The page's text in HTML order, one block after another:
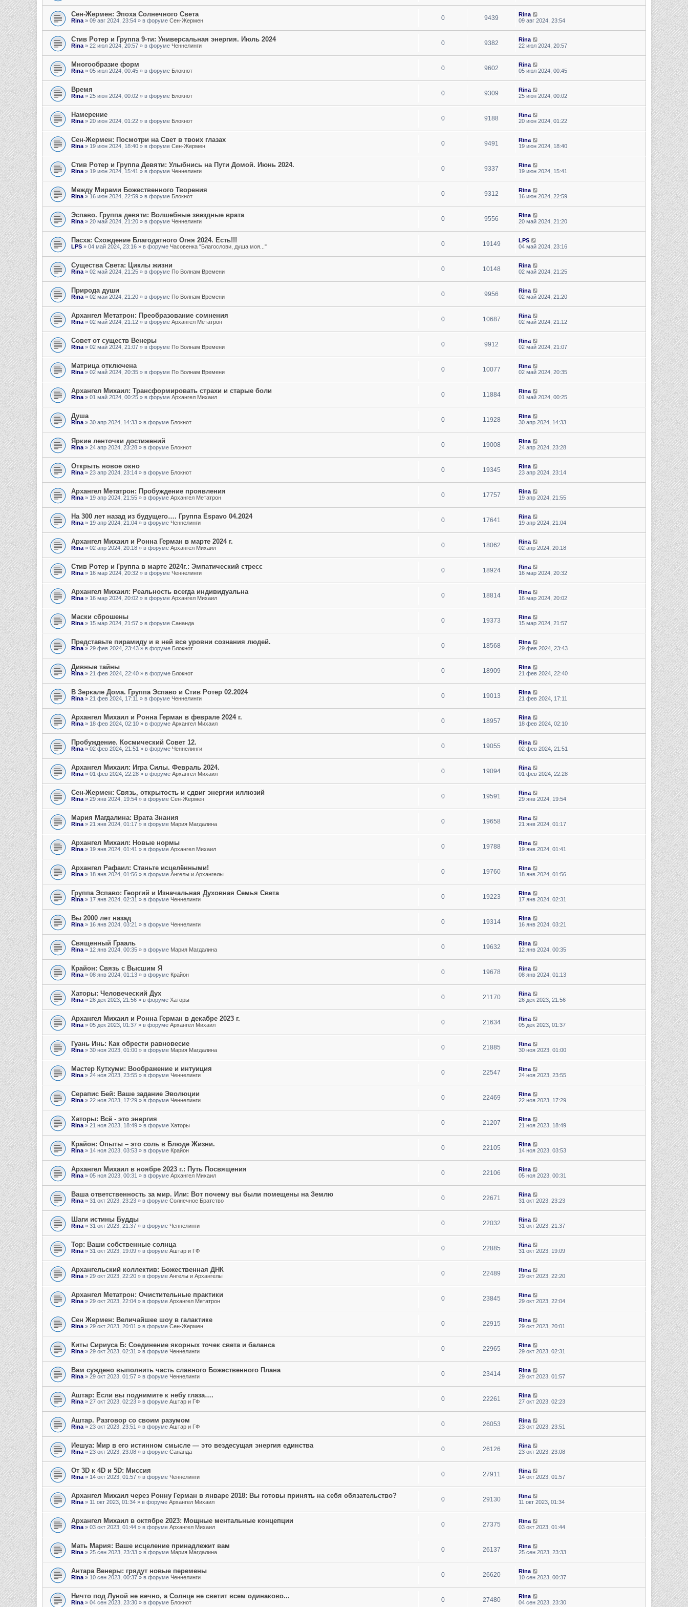
Сен-Жермен: Эпоха Солнечного Света
Rina » 09 авг 2024, 23:54 » в форуме Сен-Жермен 0 9439
Rina
09 авг 2024, 23:54
Стив Ротер и Группа 9-ти: Универсальная энергия. Июль 2024
Rina » 22 июл 2024, 20:57 » в форуме Ченнелинги 0 9382
Rina
22 июл 2024, 20:57
Многообразие форм
Rina » 05 июл 2024, 00:45 » в форуме Блокнот 0 9602
Rina
05 июл 2024, 00:45
Время
Rina » 25 июн 2024, 00:02 » в форуме Блокнот 0 9309
Rina
25 июн 2024, 00:02
Намерение
Rina » 20 июн 2024, 01:22 » в форуме Блокнот 0 9188
Rina
20 июн 2024, 01:22
Сен-Жермен: Посмотри на Свет в твоих глазах
Rina » 19 июн 2024, 18:40 » в форуме Сен-Жермен 0 9491
Rina
19 июн 2024, 18:40
Стив Ротер и Группа Девяти: Улыбнись на Пути Домой. Июнь 2024.
Rina » 19 июн 2024, 15:41 » в форуме Ченнелинги 0 9337
Rina
19 июн 2024, 15:41
Между Мирами Божественного Творения
Rina » 16 июн 2024, 22:59 » в форуме Блокнот 0 9312
Rina
16 июн 2024, 22:59
Эспаво. Группа девяти: Волшебные звездные врата
Rina » 20 май 2024, 21:20 » в форуме Ченнелинги 0 9556
Rina
20 май 2024, 21:20
Пасха: Схождение Благодатного Огня 2024. Есть!!!
LPS » 04 май 2024, 23:16 » в форуме Часовенка "Благослови, душа моя..." 0 19149
LPS
04 май 2024, 23:16
Существа Света: Циклы жизни
Rina » 02 май 2024, 21:25 » в форуме По Волнам Времени 0 10148
Rina
02 май 2024, 21:25
Природа души
Rina » 02 май 2024, 21:20 » в форуме По Волнам Времени 0 9956
Rina
02 май 2024, 21:20
Архангел Метатрон: Преобразование сомнения
Rina » 02 май 2024, 21:12 » в форуме Архангел Метатрон 0 10687
Rina
02 май 2024, 21:12
Совет от существ Венеры
Rina » 02 май 2024, 21:07 » в форуме По Волнам Времени 0 9912
Rina
02 май 2024, 21:07
Матрица отключена
Rina » 02 май 2024, 20:35 » в форуме По Волнам Времени 0 10077
Rina
02 май 2024, 20:35
Архангел Михаил: Трансформировать страхи и старые боли
Rina » 01 май 2024, 00:25 » в форуме Архангел Михаил 0 11884
Rina
01 май 2024, 00:25
Душа
Rina » 30 апр 2024, 14:33 » в форуме Блокнот 0 11928
Rina
30 апр 2024, 14:33
Яркие ленточки достижений
Rina » 24 апр 2024, 23:28 » в форуме Блокнот 0 19008
Rina
24 апр 2024, 23:28
Открыть новое окно
Rina » 23 апр 2024, 23:14 » в форуме Блокнот 0 19345
Rina
23 апр 2024, 23:14
Архангел Метатрон: Пробуждение проявления
Rina » 19 апр 2024, 21:55 » в форуме Архангел Метатрон 0 17757
Rina
19 апр 2024, 21:55
На 300 лет назад из будущего…. Группа Espavo 04.2024
Rina » 19 апр 2024, 21:04 » в форуме Ченнелинги 0 17641
Rina
19 апр 2024, 21:04
Архангел Михаил и Ронна Герман в марте 2024 г.
Rina » 02 апр 2024, 20:18 » в форуме Архангел Михаил 0 18062
Rina
02 апр 2024, 20:18
Стив Ротер и Группа в марте 2024г.: Эмпатический стресс
Rina » 16 мар 2024, 20:32 » в форуме Ченнелинги 0 18924
Rina
16 мар 2024, 20:32
Архангел Михаил: Реальность всегда индивидуальна
Rina » 16 мар 2024, 20:02 » в форуме Архангел Михаил 0 18814
Rina
16 мар 2024, 20:02
Маски сброшены
Rina » 15 мар 2024, 21:57 » в форуме Сананда 0 19373
Rina
15 мар 2024, 21:57
Представьте пирамиду и в ней все уровни сознания людей.
Rina » 29 фев 2024, 23:43 » в форуме Блокнот 0 18568
Rina
29 фев 2024, 23:43
Дивные тайны
Rina » 21 фев 2024, 22:40 » в форуме Блокнот 0 18909
Rina
21 фев 2024, 22:40
В Зеркале Дома. Группа Эспаво и Стив Ротер 02.2024
Rina » 21 фев 2024, 17:11 » в форуме Ченнелинги 0 19013
Rina
21 фев 2024, 17:11
Архангел Михаил и Ронна Герман в феврале 2024 г.
Rina » 18 фев 2024, 02:10 » в форуме Архангел Михаил 0 18957
Rina
18 фев 2024, 02:10
Пробуждение. Космический Совет 12.
Rina » 02 фев 2024, 21:51 » в форуме Ченнелинги 0 19055
Rina
02 фев 2024, 21:51
Архангел Михаил: Игра Силы. Февраль 2024.
Rina » 01 фев 2024, 22:28 » в форуме Архангел Михаил 0 19094
Rina
01 фев 2024, 22:28
Сен-Жермен: Связь, открытость и сдвиг энергии иллюзий
Rina » 29 янв 2024, 19:54 » в форуме Сен-Жермен 0 19591
Rina
29 янв 2024, 19:54
Мария Магдалина: Врата Знания
Rina » 21 янв 2024, 01:17 » в форуме Мария Магдалина 0 19658
Rina
21 янв 2024, 01:17
Архангел Михаил: Новые нормы
Rina » 19 янв 2024, 01:41 » в форуме Архангел Михаил 0 19788
Rina
19 янв 2024, 01:41
Архангел Рафаил: Станьте исцелёнными!
Rina » 18 янв 2024, 01:56 » в форуме Ангелы и Архангелы 0 19760
Rina
18 янв 2024, 01:56
Группа Эспаво: Георгий и Изначальная Духовная Семья Света
Rina » 17 янв 2024, 02:31 » в форуме Ченнелинги 0 19223
Rina
17 янв 2024, 02:31
Вы 2000 лет назад
Rina » 16 янв 2024, 03:21 » в форуме Ченнелинги 0 19314
Rina
16 янв 2024, 03:21
Священный Грааль
Rina » 12 янв 2024, 00:35 » в форуме Мария Магдалина 0 19632
Rina
12 янв 2024, 00:35
Крайон: Связь с Высшим Я
Rina » 08 янв 2024, 01:13 » в форуме Крайон 0 19678
Rina
08 янв 2024, 01:13
Хаторы: Человеческий Дух
Rina » 26 дек 2023, 21:56 » в форуме Хаторы 0 21170
Rina
26 дек 2023, 21:56
Архангел Михаил и Ронна Герман в декабре 2023 г.
Rina » 05 дек 2023, 01:37 » в форуме Архангел Михаил 0 21634
Rina
05 дек 2023, 01:37
Гуань Инь: Как обрести равновесие
Rina » 30 ноя 2023, 01:00 » в форуме Мария Магдалина 0 21885
Rina
30 ноя 2023, 01:00
Мастер Кутхуми: Воображение и интуиция
Rina » 24 ноя 2023, 23:55 » в форуме Ченнелинги 0 22547
Rina
24 ноя 2023, 23:55
Серапис Бей: Ваше задание Эволюции
Rina » 22 ноя 2023, 17:29 » в форуме Ченнелинги 0 22469
Rina
22 ноя 2023, 17:29
Хаторы: Всё - это энергия
Rina » 21 ноя 2023, 18:49 » в форуме Хаторы 0 21207
Rina
21 ноя 2023, 18:49
Крайон: Опыты – это соль в Блюде Жизни.
Rina » 14 ноя 2023, 03:53 » в форуме Крайон 0 22105
Rina
14 ноя 2023, 03:53
Архангел Михаил в ноябре 2023 г.: Путь Посвящения
Rina » 05 ноя 2023, 00:31 » в форуме Архангел Михаил 0 22106
Rina
05 ноя 2023, 00:31
Ваша ответственность за мир. Или: Вот почему вы были помещены на Землю
Rina » 31 окт 2023, 23:23 » в форуме Солнечное Братство 0 22671
Rina
31 окт 2023, 23:23
Шаги истины Будды
Rina » 31 окт 2023, 21:37 » в форуме Ченнелинги 0 22032
Rina
31 окт 2023, 21:37
Тор: Ваши собственные солнца
Rina » 31 окт 2023, 19:09 » в форуме Аштар и ГФ 0 22885
Rina
31 окт 2023, 19:09
Архангельский коллектив: Божественная ДНК
Rina » 29 окт 2023, 22:20 » в форуме Ангелы и Архангелы 0 22489
Rina
29 окт 2023, 22:20
Архангел Метатрон: Очистительные практики
Rina » 29 окт 2023, 22:04 » в форуме Архангел Метатрон 0 23845
Rina
29 окт 2023, 22:04
Сен Жермен: Величайшее шоу в галактике
Rina » 29 окт 2023, 20:01 » в форуме Сен-Жермен 0 22915
Rina
29 окт 2023, 20:01
Киты Сириуса Б: Соединение якорных точек света и баланса
Rina » 29 окт 2023, 02:31 » в форуме Ченнелинги 0 22965
Rina
29 окт 2023, 02:31
Вам суждено выполнить часть славного Божественного Плана
Rina » 29 окт 2023, 01:57 » в форуме Ченнелинги 0 23414
Rina
29 окт 2023, 01:57
Аштар: Если вы поднимите к небу глаза….
Rina » 27 окт 2023, 02:23 » в форуме Аштар и ГФ 0 22261
Rina
27 окт 2023, 02:23
Аштар. Разговор со своим разумом
Rina » 23 окт 2023, 23:51 » в форуме Аштар и ГФ 0 26053
Rina
23 окт 2023, 23:51
Иешуа: Мир в его истинном смысле — это вездесущая энергия единства
Rina » 23 окт 2023, 23:08 » в форуме Сананда 0 26126
Rina
23 окт 2023, 23:08
От 3D к 4D и 5D: Миссия
Rina » 14 окт 2023, 01:57 » в форуме Ченнелинги 0 27911
Rina
14 окт 2023, 01:57
Архангел Михаил через Ронну Герман в январе 2018: Вы готовы принять на себя обязательство?
Rina » 11 окт 2023, 01:34 » в форуме Архангел Михаил 0 29130
Rina
11 окт 2023, 01:34
Архангел Михаил в октябре 2023: Мощные ментальные концепции
Rina » 03 окт 2023, 01:44 » в форуме Архангел Михаил 0 27375
Rina
03 окт 2023, 01:44
Мать Мария: Ваше исцеление принадлежит вам
Rina » 25 сен 2023, 23:33 » в форуме Мария Магдалина 0 26137
Rina
25 сен 2023, 23:33
Антара Венеры: грядут новые перемены
Rina » 10 сен 2023, 00:37 » в форуме Ченнелинги 0 26620
Rina
10 сен 2023, 00:37
Ничто под Луной не вечно, а Солнце не светит всем одинаково...
Rina » 04 сен 2023, 23:30 » в форуме Блокнот 0 27480
Rina
04 сен 2023, 23:30